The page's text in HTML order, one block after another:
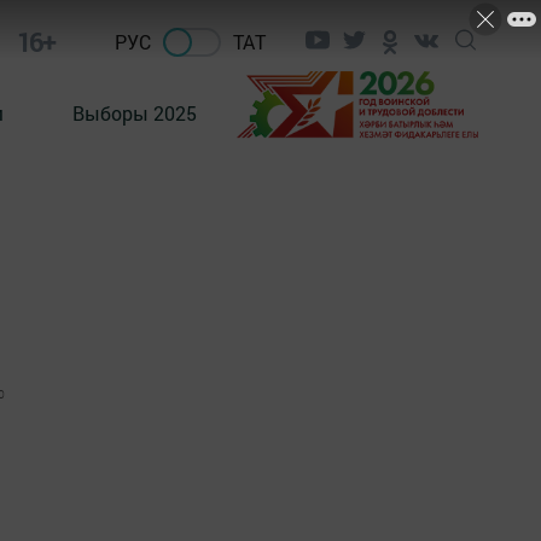
16+ РУС ТАТ
Выборы 2025